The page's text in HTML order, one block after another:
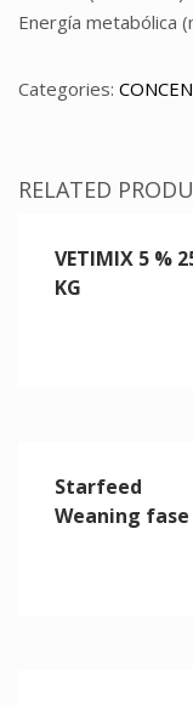
Energía metabólica
Categories:
RELATED
VETIMIX 5 %
KG
Starfeed
Weaning fase